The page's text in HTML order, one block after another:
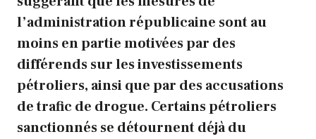
l’administration républicaine sont au
moins en partie motivées par des
différends sur les investissements
pétroliers, ainsi que par des accusations
de trafic de drogue. Certains pétroliers
sanctionnés se détournent déjà du